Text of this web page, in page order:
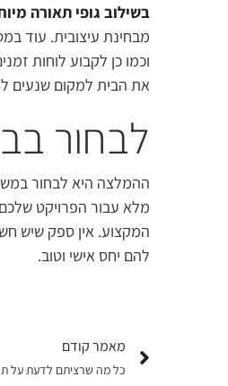
בשילוב גופי תאורה
מבחינת עיצובית. עוד
וכמו כן לקבוע לוחות
את הבית למקום שנעים
לבחור
ההמלצה היא לבחור
מלא עבור הפרויקט
המקצוע. אין ספק שיש
להם יחס אישי וטוב.
מאמר קודם
כל מה שרציתם לדעת על